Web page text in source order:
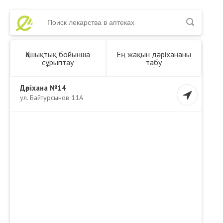
Қашықтық бойынша
сұрыптау
Ең жақын дәріхананы
табу
Дәріхана №14
ул. Байтурсынов 11А